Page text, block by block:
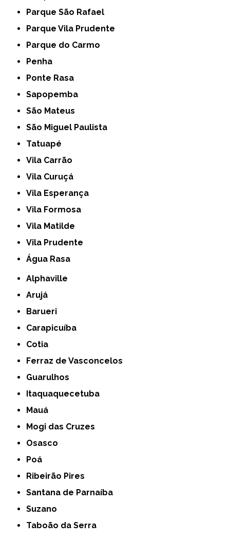
Parque São Rafael
Parque Vila Prudente
Parque do Carmo
Penha
Ponte Rasa
Sapopemba
São Mateus
São Miguel Paulista
Tatuapé
Vila Carrão
Vila Curuçá
Vila Esperança
Vila Formosa
Vila Matilde
Vila Prudente
Água Rasa
Alphaville
Arujá
Barueri
Carapicuíba
Cotia
Ferraz de Vasconcelos
Guarulhos
Itaquaquecetuba
Mauá
Mogi das Cruzes
Osasco
Poá
Ribeirão Pires
Santana de Parnaíba
Suzano
Taboão da Serra